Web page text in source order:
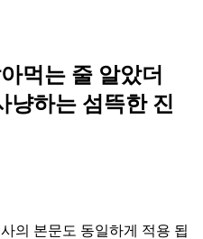
먹는 줄 알았더
하는 섬뜩한 진
의 본문도 동일하게 적용 됩